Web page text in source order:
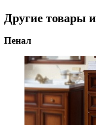
Другие товары
Пенал